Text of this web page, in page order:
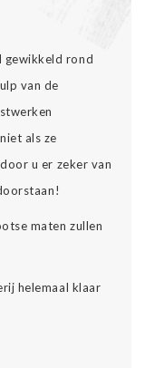
gewikkeld rond
van de
als ze
u er zeker van
maten zullen
helemaal klaar